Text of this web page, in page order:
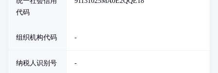
代码
组织机构代码 -
纳税人识别号 -